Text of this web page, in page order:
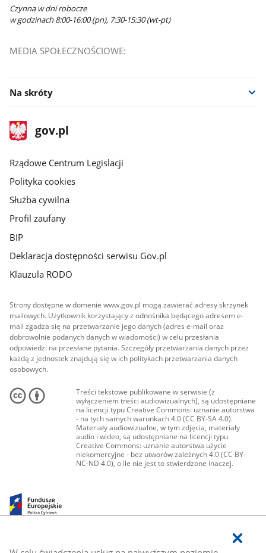
Czynna w dni robocze
w godzinach 8:00-16:00 (pn), 7:30-15:30 (wt-pt)
MEDIA SPOŁECZNOŚCIOWE:
Na skróty
stopka
gov.plStrona
gov.pl
Rządowe Centrum Legislacji
Polityka cookies
Służba cywilna
Profil zaufany
BIP
Deklaracja dostępności serwisu Gov.pl
Klauzula RODO
Strony dostępne w domenie www.gov.pl mogą zawierać adresy skrzynek
mailowych. Użytkownik korzystający z odnośnika będącego adresem e-
mail zgadza się na przetwarzanie jego danych (adres e-mail oraz
dobrowolnie podanych danych w wiadomości) w celu przesłania
odpowiedzi na przesłane pytania. Szczegóły przetwarzania danych przez
każdą z jednostek znajdują się w ich politykach przetwarzania danych
osobowych.
Treści tekstowe publikowane w serwisie (z
wyłączeniem treści audiowizualnych), są udostępniane
na licencji typu Creative Commons: uznanie autorstwa
- na tych samych warunkach 4.0 (CC BY-SA 4.0).
Materiały audiowizualne, w tym zdjęcia, materiały
audio i wideo, są udostępniane na licencji typu
Creative Commons: uznanie autorstwa użycie
niekomercyjne - bez utworów zależnych 4.0 (CC BY-
NC-ND 4.0), o ile nie jest to stwierdzone inaczej.